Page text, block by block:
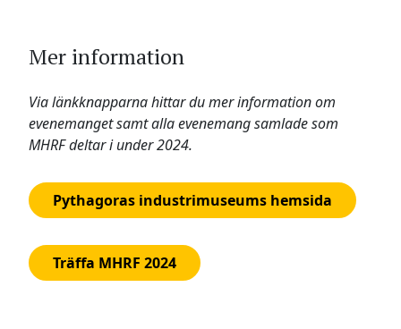
Mer information
Via länkknapparna hittar du mer information om
evenemanget samt alla evenemang samlade som
MHRF deltar i under 2024.
Pythagoras industrimuseums hemsida
Träffa MHRF 2024